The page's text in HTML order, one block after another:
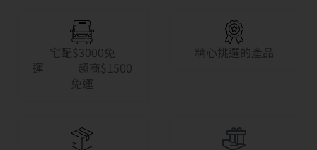
宅配$3000免
運 超商$1500
免運
精心挑選的產品